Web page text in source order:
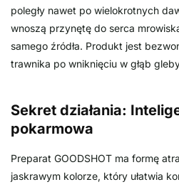
poległy nawet po wielokrotnych
wnoszą przynętę do serca
samego źródła. Produkt jest
trawnika po wniknięciu w głąb
Sekret działania:
pokarmowa
Preparat GOODSHOT ma formę
jaskrawym kolorze, który ułatwia